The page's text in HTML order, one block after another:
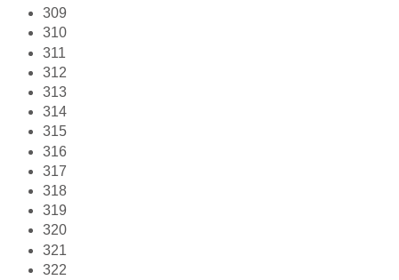
309
310
311
312
313
314
315
316
317
318
319
320
321
322